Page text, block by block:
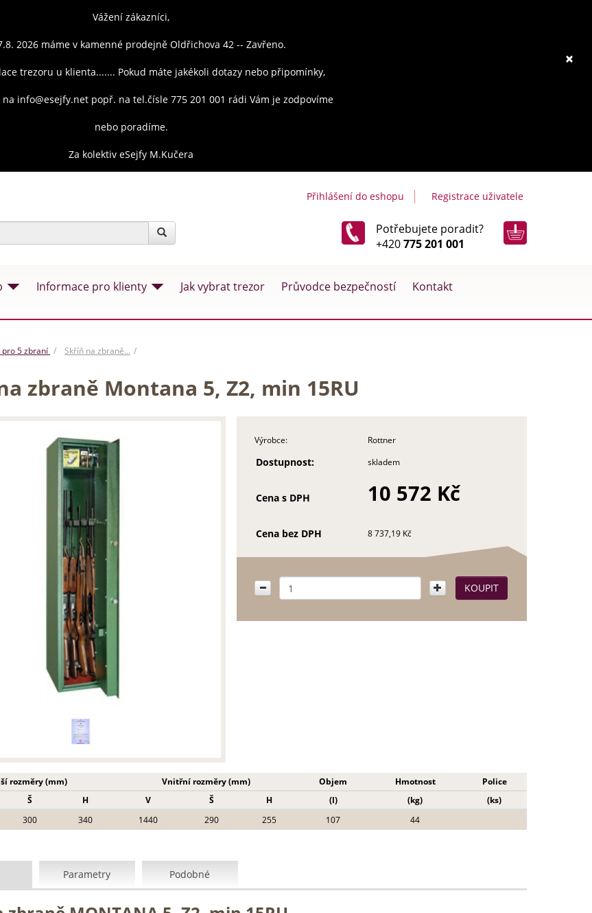
×
Vážení zákazníci,
2026 máme v kamenné prodejně Oldřichova 42 -- Zavřeno.
trezoru u klienta....... Pokud máte jakékoli dotazy nebo připomínky,
info@esejfy.net popř. na tel.čísle 775 201 001 rádi Vám je zodpovíme
nebo poradíme.
Za kolektiv eSejfy M.Kučera
Přihlášení do eshopu Registrace uživatele
Potřebujete poradit?
+420775 201 001
Informace pro klienty Jak vybrat trezor Průvodce bezpečností Kontakt
5 zbraní Skříň na zbraně…
zbraně Montana 5, Z2, min 15RU
Výrobce: Rottner
Dostupnost: skladem
Cena s DPH 10 572 Kč
Cena bez DPH 8 737,19 Kč
rozměry (mm) Vnitřní rozměry (mm) Objem Hmotnost
Police
Š H V Š H (l) (kg)
(ks)
300 340 1440 290 255 107 44
Parametry Podobné